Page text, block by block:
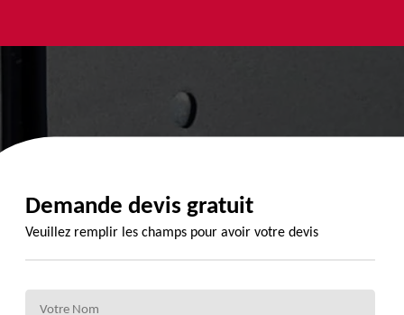
Demande devis gratuit
Veuillez remplir les champs pour avoir votre devis